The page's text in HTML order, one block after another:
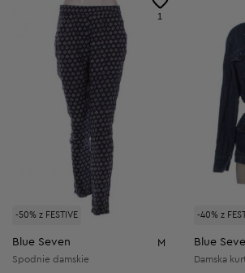
-50% z FESTIVE
1
Blue Seven M
Spodnie damskie
-40% z
Blue
Damska